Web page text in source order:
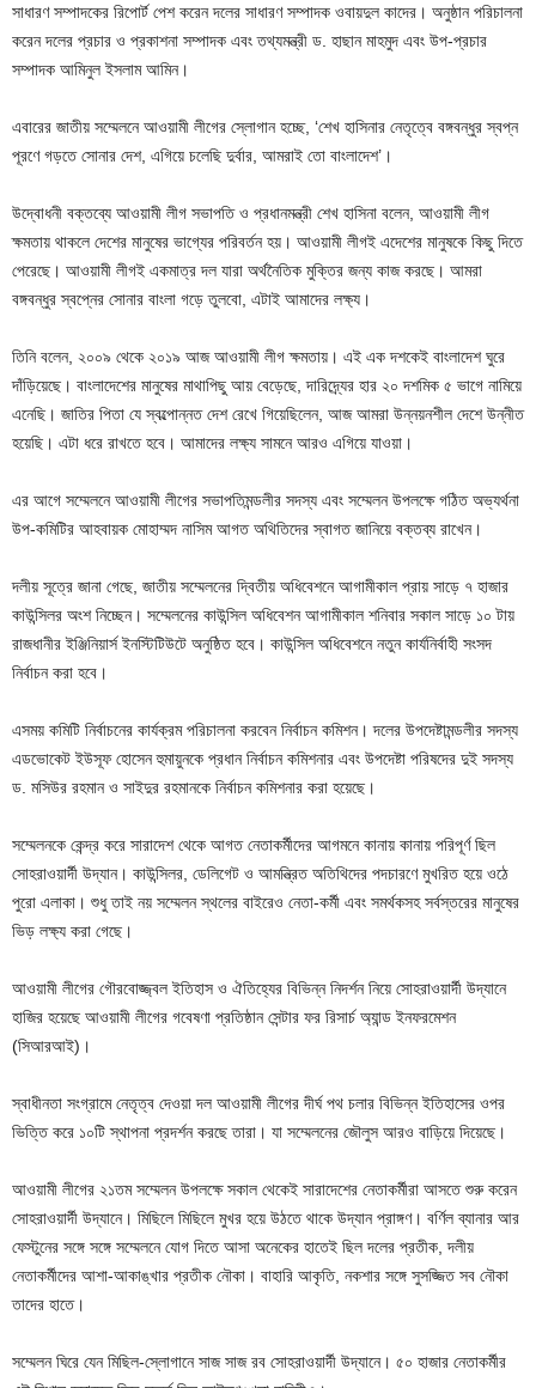
সাধারণ সম্পাদকের রিপোর্ট পেশ করেন দলের সাধারণ সম্পাদক ওবায়দুল কাদের। অনুষ্ঠান পরিচালনা
করেন দলের প্রচার ও প্রকাশনা সম্পাদক এবং তথ্যমন্ত্রী ড. হাছান মাহমুদ এবং উপ-প্রচার
সম্পাদক আমিনুল ইসলাম আমিন।
এবারের জাতীয় সম্মেলনে আওয়ামী লীগের স্লোগান হচ্ছে, ‘শেখ হাসিনার নেতৃত্বে বঙ্গবন্ধুর স্বপ্ন
পূরণে গড়তে সোনার দেশ, এগিয়ে চলেছি দুর্বার, আমরাই তো বাংলাদেশ’।
উদ্বোধনী বক্তব্যে আওয়ামী লীগ সভাপতি ও প্রধানমন্ত্রী শেখ হাসিনা বলেন, আওয়ামী লীগ
ক্ষমতায় থাকলে দেশের মানুষের ভাগ্যের পরিবর্তন হয়। আওয়ামী লীগই এদেশের মানুষকে কিছু দিতে
পেরেছে। আওয়ামী লীগই একমাত্র দল যারা অর্থনৈতিক মুক্তির জন্য কাজ করছে। আমরা
বঙ্গবন্ধুর স্বপ্নের সোনার বাংলা গড়ে তুলবো, এটাই আমাদের লক্ষ্য।
তিনি বলেন, ২০০৯ থেকে ২০১৯ আজ আওয়ামী লীগ ক্ষমতায়। এই এক দশকেই বাংলাদেশ ঘুরে
দাঁড়িয়েছে। বাংলাদেশের মানুষের মাথাপিছু আয় বেড়েছে, দারিদ্র্যের হার ২০ দশমিক ৫ ভাগে নামিয়ে
এনেছি। জাতির পিতা যে স্বল্পোন্নত দেশ রেখে গিয়েছিলেন, আজ আমরা উন্নয়নশীল দেশে উন্নীত
হয়েছি। এটা ধরে রাখতে হবে। আমাদের লক্ষ্য সামনে আরও এগিয়ে যাওয়া।
এর আগে সম্মেলনে আওয়ামী লীগের সভাপতিমন্ডলীর সদস্য এবং সম্মেলন উপলক্ষে গঠিত অভ্যর্থনা
উপ-কমিটির আহবায়ক মোহাম্মদ নাসিম আগত অথিতিদের স্বাগত জানিয়ে বক্তব্য রাখেন।
দলীয় সূত্রে জানা গেছে, জাতীয় সম্মেলনের দ্বিতীয় অধিবেশনে আগামীকাল প্রায় সাড়ে ৭ হাজার
কাউন্সিলর অংশ নিচ্ছেন। সম্মেলনের কাউন্সিল অধিবেশন আগামীকাল শনিবার সকাল সাড়ে ১০ টায়
রাজধানীর ইঞ্জিনিয়ার্স ইনস্টিটিউটে অনুষ্ঠিত হবে। কাউন্সিল অধিবেশনে নতুন কার্যনির্বাহী সংসদ
নির্বাচন করা হবে।
এসময় কমিটি নির্বাচনের কার্যক্রম পরিচালনা করবেন নির্বাচন কমিশন। দলের উপদেষ্টামন্ডলীর সদস্য
এডভোকেট ইউসূফ হোসেন হুমায়ুনকে প্রধান নির্বাচন কমিশনার এবং উপদেষ্টা পরিষদের দুই সদস্য
ড. মসিউর রহমান ও সাইদুর রহমানকে নির্বাচন কমিশনার করা হয়েছে।
সম্মেলনকে কেন্দ্র করে সারাদেশ থেকে আগত নেতাকর্মীদের আগমনে কানায় কানায় পরিপূর্ণ ছিল
সোহরাওয়ার্দী উদ্যান। কাউন্সিলর, ডেলিগেট ও আমন্ত্রিত অতিথিদের পদচারণে মুখরিত হয়ে ওঠে
পুরো এলাকা। শুধু তাই নয় সম্মেলন স্থলের বাইরেও নেতা-কর্মী এবং সমর্থকসহ সর্বস্তরের মানুষের
ভিড় লক্ষ্য করা গেছে।
আওয়ামী লীগের গৌরবোজ্জ্বল ইতিহাস ও ঐতিহ্যের বিভিন্ন নিদর্শন নিয়ে সোহরাওয়ার্দী উদ্যানে
হাজির হয়েছে আওয়ামী লীগের গবেষণা প্রতিষ্ঠান সেন্টার ফর রিসার্চ অ্যান্ড ইনফরমেশন
(সিআরআই)।
স্বাধীনতা সংগ্রামে নেতৃত্ব দেওয়া দল আওয়ামী লীগের দীর্ঘ পথ চলার বিভিন্ন ইতিহাসের ওপর
ভিত্তি করে ১০টি স্থাপনা প্রদর্শন করছে তারা। যা সম্মেলনের জৌলুস আরও বাড়িয়ে দিয়েছে।
আওয়ামী লীগের ২১তম সম্মেলন উপলক্ষে সকাল থেকেই সারাদেশের নেতাকর্মীরা আসতে শুরু করেন
সোহরাওয়ার্দী উদ্যানে। মিছিলে মিছিলে মুখর হয়ে উঠতে থাকে উদ্যান প্রাঙ্গণ। বর্ণিল ব্যানার আর
ফেস্টুনের সঙ্গে সঙ্গে সম্মেলনে যোগ দিতে আসা অনেকের হাতেই ছিল দলের প্রতীক, দলীয়
নেতাকর্মীদের আশা-আকাঙ্খার প্রতীক নৌকা। বাহারি আকৃতি, নকশার সঙ্গে সুসজ্জিত সব নৌকা
তাদের হাতে।
সম্মেলন ঘিরে যেন মিছিল-স্লোগানে সাজ সাজ রব সোহরাওয়ার্দী উদ্যানে। ৫০ হাজার নেতাকর্মীর